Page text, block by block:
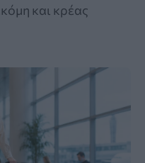
και κρέας